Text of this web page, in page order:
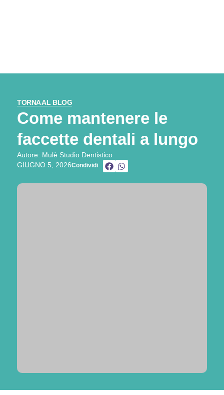
TORNA AL BLOG
Come mantenere le
faccette dentali a lungo
Autore: Mulè Studio Dentistico
GIUGNO 5, 2026Condividi